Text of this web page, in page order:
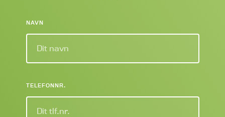
NAVN
TELEFONNR.